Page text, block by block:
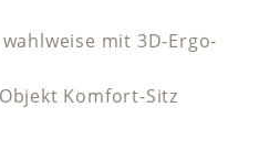
mit 3D-Ergo-
Komfort-Sitz